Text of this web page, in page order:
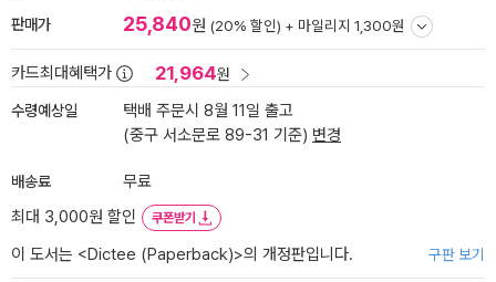
판매가 25,840원 (20% 할인) + 마일리지 1,300원
카드최대혜택가 21,964원
수령예상일
택배 주문시 8월 11일 출고
(중구 서소문로 89-31 기준) 변경
배송료
무료
최대 3,000원 할인
쿠폰받기
이 도서는 <Dictee (Paperback)>의 개정판입니다. 구판 보기